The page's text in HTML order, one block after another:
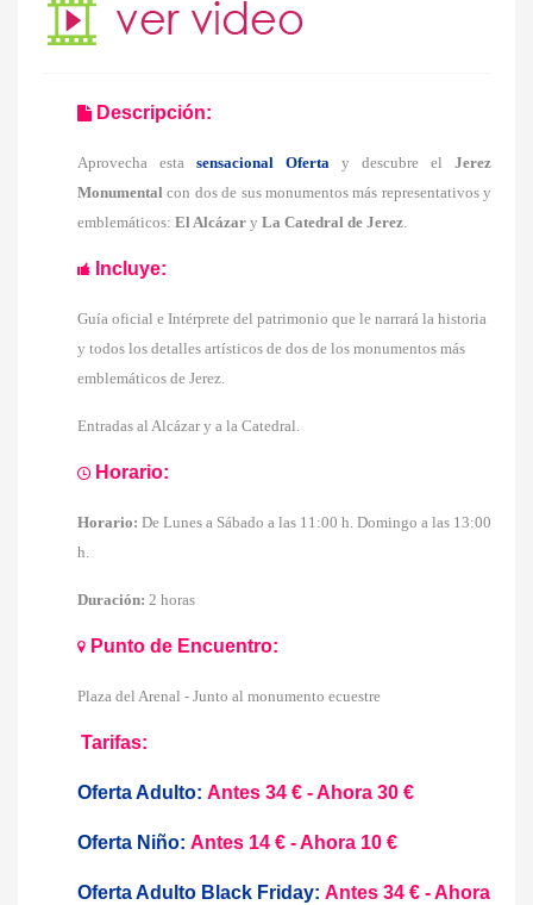
Descripción:
Aprovecha esta sensacional Oferta y descubre el Jerez
Monumental con dos de sus monumentos más representativos y
emblemáticos: El Alcázar y La Catedral de Jerez.
Incluye:
Guía oficial e Intérprete del patrimonio que le narrará la historia
y todos los detalles artísticos de dos de los monumentos más
emblemáticos de Jerez.
Entradas al Alcázar y a la Catedral.
Horario:
Horario: De Lunes a Sábado a las 11:00 h. Domingo a las 13:00
h.
Duración: 2 horas
Punto de Encuentro:
Plaza del Arenal - Junto al monumento ecuestre
Tarifas:
Oferta Adulto: Antes 34 € - Ahora 30 €
Oferta Niño: Antes 14 € - Ahora 10 €
Oferta Adulto Black Friday: Antes 34 € - Ahora